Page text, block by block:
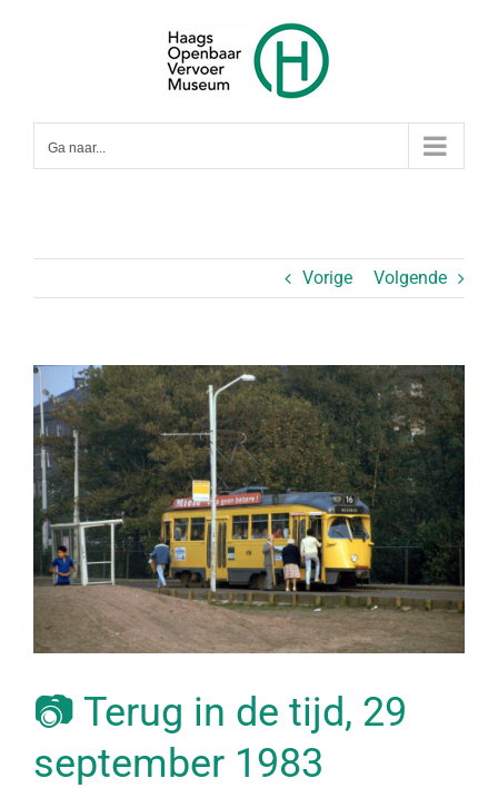
Ga naar...
Vorige Volgende
Bekijk
grotere
afbeelding
📷 Terug in de tijd, 29
september 1983